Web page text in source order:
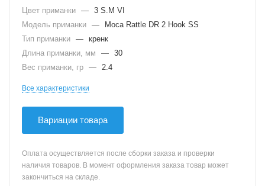
Цвет приманки — 3 S.M VI
Модель приманки —
Moca Rattle DR 2 Hook SS
Тип приманки — кренк
Длина приманки, мм
— 30
Вес приманки, гр — 2.4
Все характеристики
Вариации товара
Оплата осуществляется после сборки заказа и проверки
наличия товаров. В момент оформления заказа товар может
закончиться на складе.